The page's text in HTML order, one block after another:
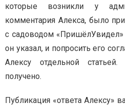
которые возникли у
комментария Алекса, было
с садоводом «ПришёлУвидел»
он указал, и попросить его
Алексу отдельной
получено.
Публикация «ответа Алексу»